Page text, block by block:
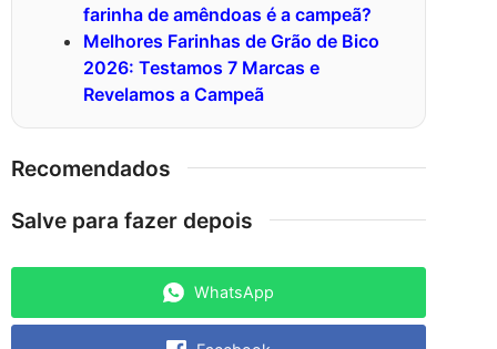
farinha de amêndoas é a campeã?
Melhores Farinhas de Grão de Bico
2026: Testamos 7 Marcas e
Revelamos a Campeã
Recomendados
Salve para fazer depois
WhatsApp